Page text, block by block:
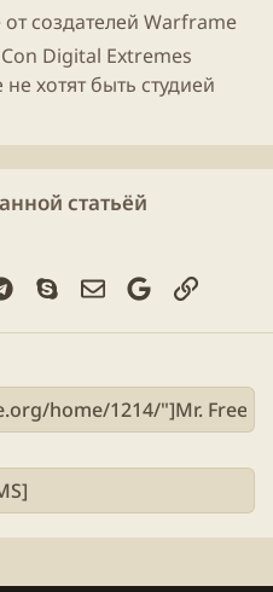
создателей Warframe
Digital Extremes
хотят быть студией
статьёй
Telegram
SkypeЭлектронная
GoogleСсылка